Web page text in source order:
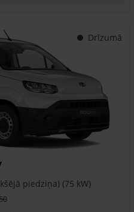
Drīzumā
piedziņa) (75 kW)